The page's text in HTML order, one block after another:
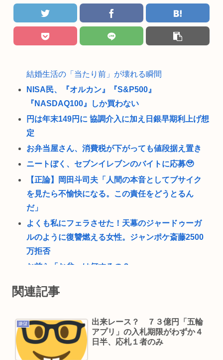
結婚生活の「当たり前」が壊れる瞬間
NISA民、『オルカン』『S&P500』
『NASDAQ100』しか買わない
円は年末149円に 協調介入に加え日銀早期利上げ想
定
お弁当屋さん、消費税が下がっても値段据え置き
ニートぼく、セブンイレブンのバイトに応募🥹
【正論】岡田斗司夫「人間の本音としてブサイク
を見たら不愉快になる。この責任をどうとるん
だ」
よくも私にフェラさせた！天幕のジャードゥーガ
ルのように復讐燃える女性。ジャンポケ斎藤2500
万拒否
お前ら「お盆」は何するの？
援」の思い出🥺
たけし 「…しないだろうねぇ、やっぱ」
ケンドーコバヤシ 新型コロナ感染で謎の後遺症続
く「強い炭酸飲んだら、あばら折れそうになる」
関連記事
嫌儲
出来レース？ ７３億円「五輪
アプリ」の入札期限がわずか４
日半、応札１者のみ